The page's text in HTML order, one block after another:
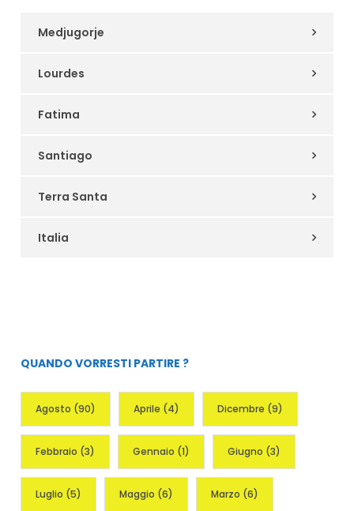
Medjugorje
Lourdes
Fatima
Santiago
Terra Santa
Italia
QUANDO VORRESTI PARTIRE ?
Agosto (90) Aprile (4) Dicembre (9)
Febbraio (3) Gennaio (1) Giugno (3)
Luglio (5) Maggio (6) Marzo (6)